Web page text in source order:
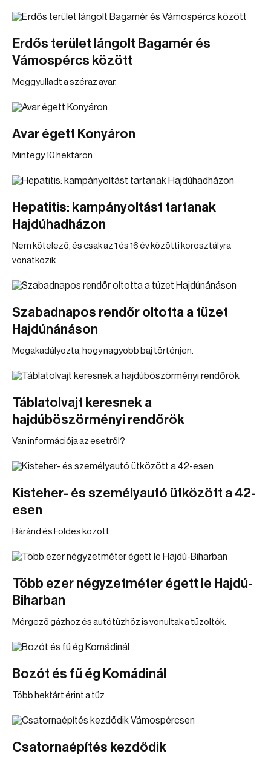
Erdős terület lángolt Bagamér és
Vámospércs között
Meggyulladt a széraz avar.
Avar égett Konyáron
Mintegy 10 hektáron.
Hepatitis: kampányoltást tartanak
Hajdúhadházon
Nem kötelező, és csak az 1 és 16 év közötti korosztályra
vonatkozik.
Szabadnapos rendőr oltotta a tüzet
Hajdúnánáson
Megakadályozta, hogy nagyobb baj történjen.
Táblatolvajt keresnek a
hajdúböszörményi rendőrök
Van információja az esetről?
Kisteher- és személyautó ütközött a 42-
esen
Báránd és Földes között.
Több ezer négyzetméter égett le Hajdú-
Biharban
Mérgező gázhoz és autótűzhöz is vonultak a tűzoltók.
Bozót és fű ég Komádinál
Több hektárt érint a tűz.
Csatornaépítés kezdődik